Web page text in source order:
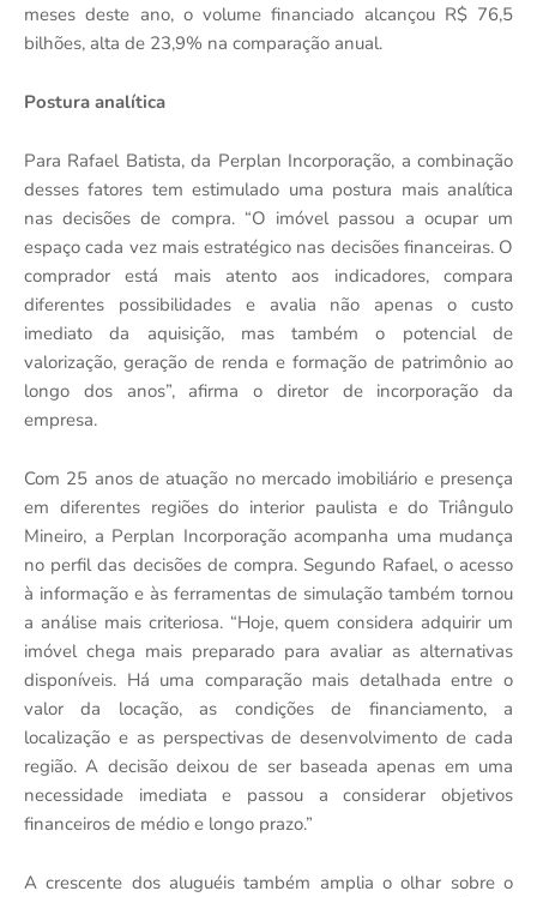
meses deste ano, o volume financiado alcançou R$ 76,5
bilhões, alta de 23,9% na comparação anual.
Postura analítica
Para Rafael Batista, da Perplan Incorporação, a combinação
desses fatores tem estimulado uma postura mais analítica
nas decisões de compra. “O imóvel passou a ocupar um
espaço cada vez mais estratégico nas decisões financeiras. O
comprador está mais atento aos indicadores, compara
diferentes possibilidades e avalia não apenas o custo
imediato da aquisição, mas também o potencial de
valorização, geração de renda e formação de patrimônio ao
longo dos anos”, afirma o diretor de incorporação da
empresa.
Com 25 anos de atuação no mercado imobiliário e presença
em diferentes regiões do interior paulista e do Triângulo
Mineiro, a Perplan Incorporação acompanha uma mudança
no perfil das decisões de compra. Segundo Rafael, o acesso
à informação e às ferramentas de simulação também tornou
a análise mais criteriosa. “Hoje, quem considera adquirir um
imóvel chega mais preparado para avaliar as alternativas
disponíveis. Há uma comparação mais detalhada entre o
valor da locação, as condições de financiamento, a
localização e as perspectivas de desenvolvimento de cada
região. A decisão deixou de ser baseada apenas em uma
necessidade imediata e passou a considerar objetivos
financeiros de médio e longo prazo.”
A crescente dos aluguéis também amplia o olhar sobre o